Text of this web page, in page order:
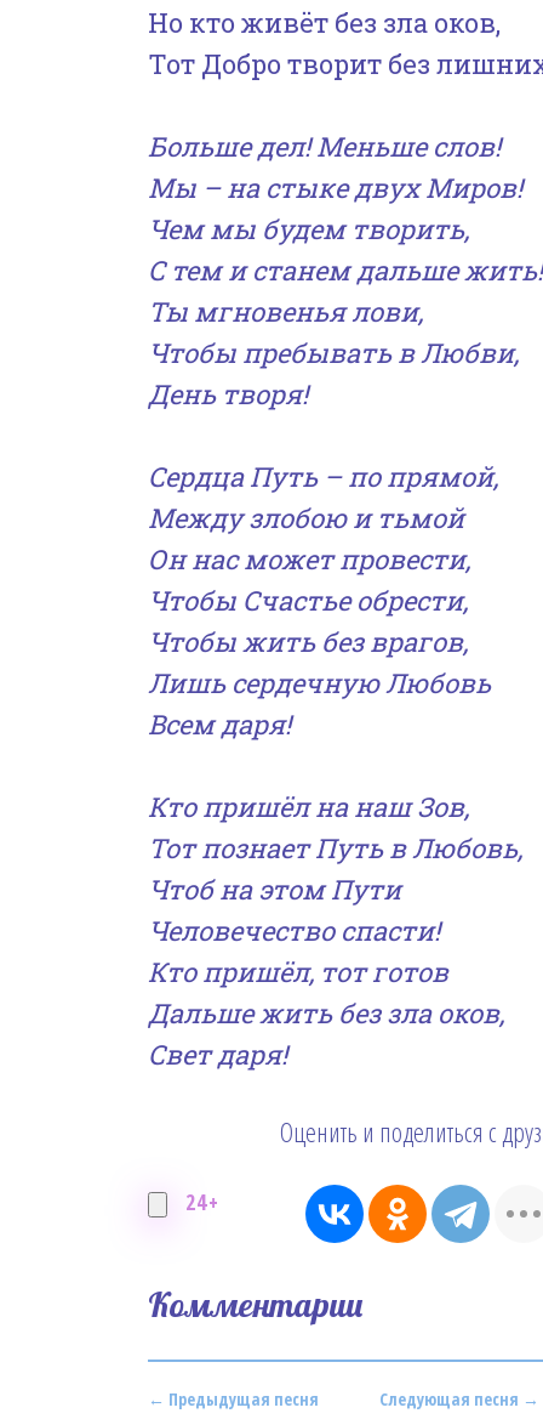
Но кто живёт без зла оков,
Тот Добро творит без
Больше дел! Меньше слов!
Мы – на стыке двух Миров!
Чем мы будем творить,
С тем и станем дальше жить!
Ты мгновенья лови,
Чтобы пребывать в Любви,
День творя!
Сердца Путь – по прямой,
Между злобою и тьмой
Он нас может провести,
Чтобы Счастье обрести,
Чтобы жить без врагов,
Лишь сердечную Любовь
Всем даря!
Кто пришёл на наш Зов,
Тотпознает Путь в Любовь,
ЧтобнаэтомПути
Человечество спасти!
Кто пришёл, тот готов
Дальше жить без зла оков,
Свет даря!
24+
Оценить и поделиться с
Комментарии
← Предыдущая песня Следующая песня →